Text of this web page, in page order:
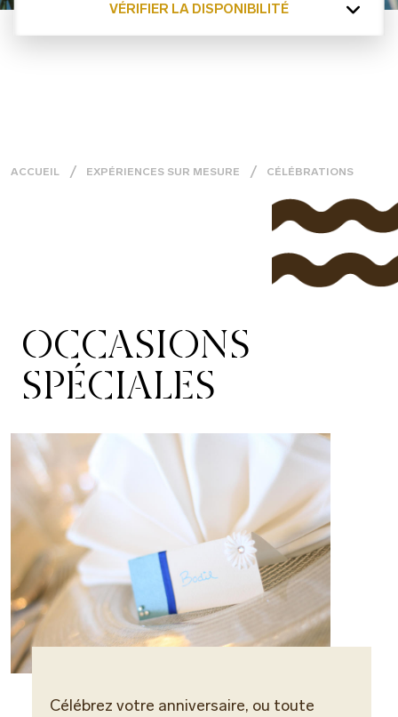
VÉRIFIER LA DISPONIBILITÉ
ACCUEIL EXPÉRIENCES SUR MESURE CÉLÉBRATIONS
OCCASIONS
SPÉCIALES
Célébrez votre anniversaire, ou toute